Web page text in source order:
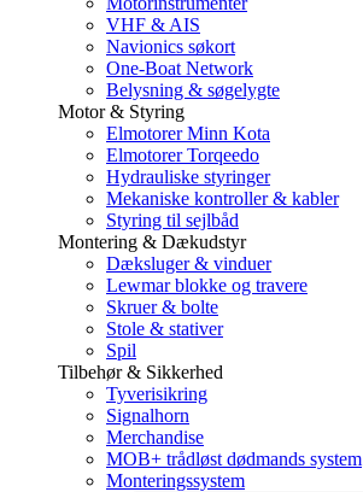
VHF & AIS
Navionics søkort
One-Boat Network
Belysning & søgelygte
Motor & Styring
Elmotorer Minn Kota
Elmotorer Torqeedo
Hydrauliske styringer
Mekaniske kontroller & kabler
Styring til sejlbåd
Montering & Dækudstyr
Dæksluger & vinduer
Lewmar blokke og travere
Skruer & bolte
Stole & stativer
Spil
Tilbehør & Sikkerhed
Tyverisikring
Signalhorn
Merchandise
MOB+ trådløst dødmands system
Monteringssystem